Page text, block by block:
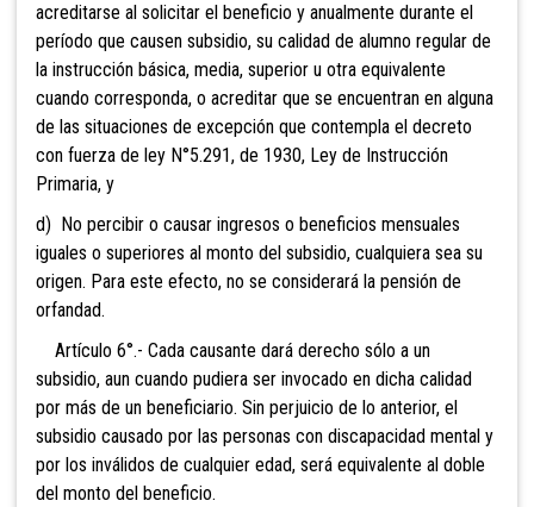
acreditarse al solicitar el beneficio y anualmente durante el
período que causen subsidio, su calidad de alumno regular de
la instrucción básica, media, superior u otra equivalente
cuando corresponda, o acreditar que se encuentran en alguna
de las situaciones de excepción que contempla el decreto
con fuerza de ley N°5.291, de 1930, Ley de Instrucción
Primaria, y
d) No percibir o causar ingresos o beneficios mensuales
iguales o superiores al monto del subsidio, cualquiera sea su
origen. Para este efecto, no se considerará la pensión de
orfandad.
Artículo 6°.- Cada causante dará derecho sólo a un
subsidio, aun cuando pudiera ser invocado en dicha calidad
por más de un beneficiario. Sin perjuicio de lo anterior, el
subsidio causado por las personas con discapacidad mental y
por los inválidos de cualquier edad, será equivalente al doble
del monto del beneficio.